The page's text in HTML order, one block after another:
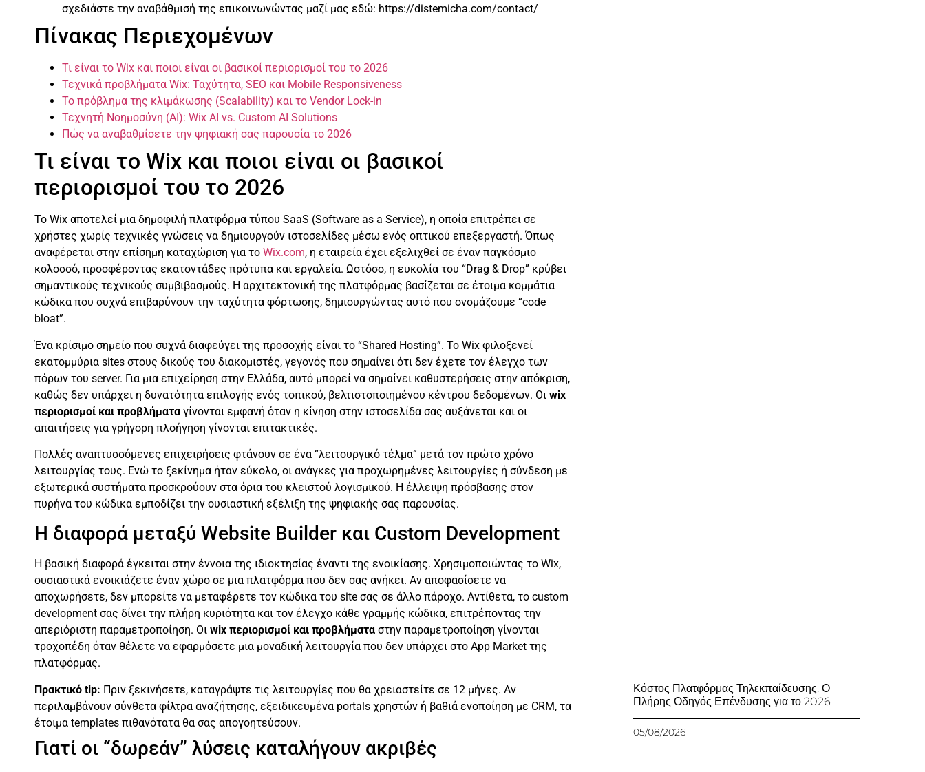
σχεδιάστε την αναβάθμισή της επικοινωνώντας μαζί μας εδώ: https://distemicha.com/contact/
Πίνακας Περιεχομένων
Τι είναι το Wix και ποιοι είναι οι βασικοί περιορισμοί του το 2026
Τεχνικά προβλήματα Wix: Ταχύτητα, SEO και Mobile Responsiveness
Το πρόβλημα της κλιμάκωσης (Scalability) και το Vendor Lock-in
Τεχνητή Νοημοσύνη (AI): Wix AI vs. Custom AI Solutions
Πώς να αναβαθμίσετε την ψηφιακή σας παρουσία το 2026
Τι είναι το Wix και ποιοι είναι οι βασικοί
περιορισμοί του το 2026
Το Wix αποτελεί μια δημοφιλή πλατφόρμα τύπου SaaS (Software as a Service), η οποία επιτρέπει σε
χρήστες χωρίς τεχνικές γνώσεις να δημιουργούν ιστοσελίδες μέσω ενός οπτικού επεξεργαστή. Όπως
αναφέρεται στην επίσημη καταχώριση για το Wix.com, η εταιρεία έχει εξελιχθεί σε έναν παγκόσμιο
κολοσσό, προσφέροντας εκατοντάδες πρότυπα και εργαλεία. Ωστόσο, η ευκολία του “Drag & Drop” κρύβει
σημαντικούς τεχνικούς συμβιβασμούς. Η αρχιτεκτονική της πλατφόρμας βασίζεται σε έτοιμα κομμάτια
κώδικα που συχνά επιβαρύνουν την ταχύτητα φόρτωσης, δημιουργώντας αυτό που ονομάζουμε “code
bloat”.
Ένα κρίσιμο σημείο που συχνά διαφεύγει της προσοχής είναι το “Shared Hosting”. Το Wix φιλοξενεί
εκατομμύρια sites στους δικούς του διακομιστές, γεγονός που σημαίνει ότι δεν έχετε τον έλεγχο των
πόρων του server. Για μια επιχείρηση στην Ελλάδα, αυτό μπορεί να σημαίνει καθυστερήσεις στην απόκριση,
καθώς δεν υπάρχει η δυνατότητα επιλογής ενός τοπικού, βελτιστοποιημένου κέντρου δεδομένων. Οι wix
περιορισμοί και προβλήματα γίνονται εμφανή όταν η κίνηση στην ιστοσελίδα σας αυξάνεται και οι
απαιτήσεις για γρήγορη πλοήγηση γίνονται επιτακτικές.
Πολλές αναπτυσσόμενες επιχειρήσεις φτάνουν σε ένα “λειτουργικό τέλμα” μετά τον πρώτο χρόνο
λειτουργίας τους. Ενώ το ξεκίνημα ήταν εύκολο, οι ανάγκες για προχωρημένες λειτουργίες ή σύνδεση με
εξωτερικά συστήματα προσκρούουν στα όρια του κλειστού λογισμικού. Η έλλειψη πρόσβασης στον
πυρήνα του κώδικα εμποδίζει την ουσιαστική εξέλιξη της ψηφιακής σας παρουσίας.
Η διαφορά μεταξύ Website Builder και Custom Development
Η βασική διαφορά έγκειται στην έννοια της ιδιοκτησίας έναντι της ενοικίασης. Χρησιμοποιώντας το Wix,
ουσιαστικά ενοικιάζετε έναν χώρο σε μια πλατφόρμα που δεν σας ανήκει. Αν αποφασίσετε να
αποχωρήσετε, δεν μπορείτε να μεταφέρετε τον κώδικα του site σας σε άλλο πάροχο. Αντίθετα, το custom
development σας δίνει την πλήρη κυριότητα και τον έλεγχο κάθε γραμμής κώδικα, επιτρέποντας την
απεριόριστη παραμετροποίηση. Οι wix περιορισμοί και προβλήματα στην παραμετροποίηση γίνονται
τροχοπέδη όταν θέλετε να εφαρμόσετε μια μοναδική λειτουργία που δεν υπάρχει στο App Market της
πλατφόρμας.
Πρακτικό tip: Πριν ξεκινήσετε, καταγράψτε τις λειτουργίες που θα χρειαστείτε σε 12 μήνες. Αν
περιλαμβάνουν σύνθετα φίλτρα αναζήτησης, εξειδικευμένα portals χρηστών ή βαθιά ενοποίηση με CRM, τα
έτοιμα templates πιθανότατα θα σας απογοητεύσουν.
Γιατί οι “δωρεάν” λύσεις καταλήγουν ακριβές
Κόστος Πλατφόρμας Τηλεκπαίδευσης: Ο
Πλήρης Οδηγός Επένδυσης για το 2026
05/08/2026